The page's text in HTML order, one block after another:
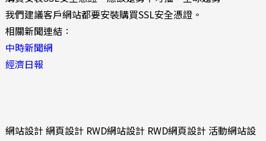
我們建議客戶網站都要安裝購買SSL安全憑證。
相關新聞連結：
中時新聞網
經濟日報
網站設計 網頁設計 RWD網站設計 RWD網頁設計 活動網站設